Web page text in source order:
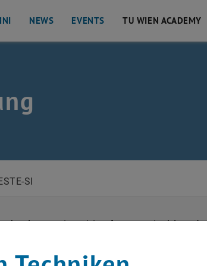
NEWS EVENTS TU WIEN ACADEMY
SI
Universities for Sustainable